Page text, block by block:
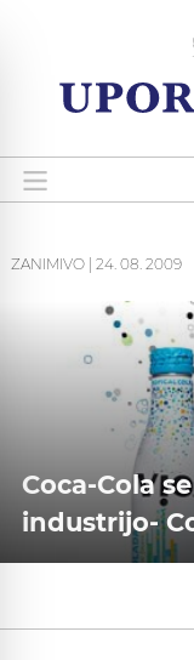
ZANIMIVO 24. 08. 2009
Coca-Cola
industrijo-